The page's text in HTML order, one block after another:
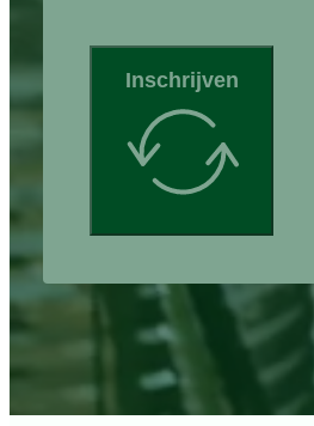
Inschrijven